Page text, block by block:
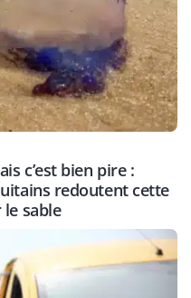
c’est bien pire :
redoutent cette
sable